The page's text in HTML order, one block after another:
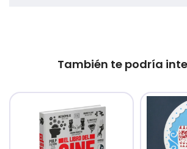
También te podría